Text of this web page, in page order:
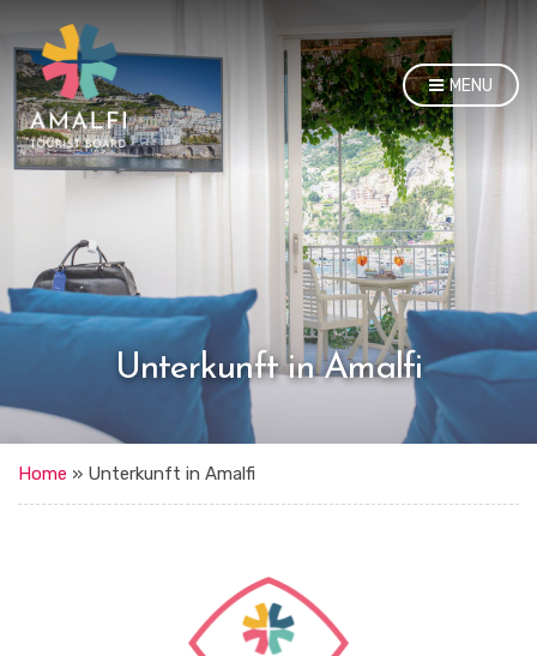
MENU
Unterkunft in Amalfi
Home » Unterkunft in Amalfi